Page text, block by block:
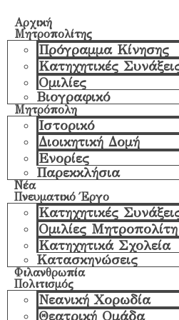
Αρχική
Μητροπολίτης
Πρόγραμμα Κίνησης
Κατηχητικές
Ομιλίες
Βιογραφικό
Μητρόπολη
Ιστορικό
Διοικητική Δομή
Ενορίες
Παρεκκλήσια
Νέα
Πνευματικό Έργο
Κατηχητικές
Ομιλίες Μητροπολίτη
Κατηχητικά Σχολεία
Κατασκηνώσεις
Φιλανθρωπία
Πολιτισμός
Νεανική Χορωδία
Θεατρική Ομάδα